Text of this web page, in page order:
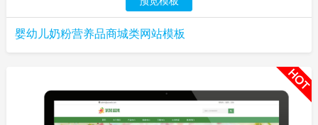
婴幼儿奶粉营养品商城类网站模板